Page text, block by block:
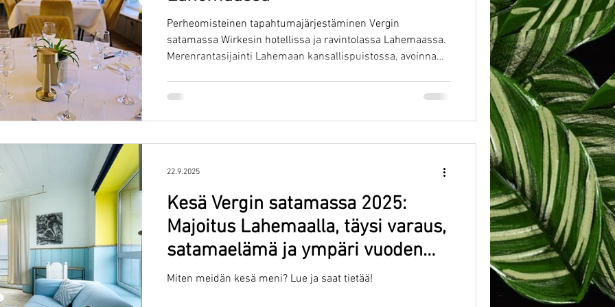
Perheomisteinen tapahtumajärjestäminen Vergin
satamassa Wirkesin hotellissa ja ravintolassa Lahemaassa.
Merenrantasijainti Lahemaan kansallispuistossa, avoinna
Kesä Vergin satamassa 2025:
Majoitus Lahemaalla, täysi varaus,
satamaelämä ja ympäri vuoden
avoinna oleva Wirkes’ ravintola
Miten meidän kesä meni? Lue ja saat tietää!
22.9.2025